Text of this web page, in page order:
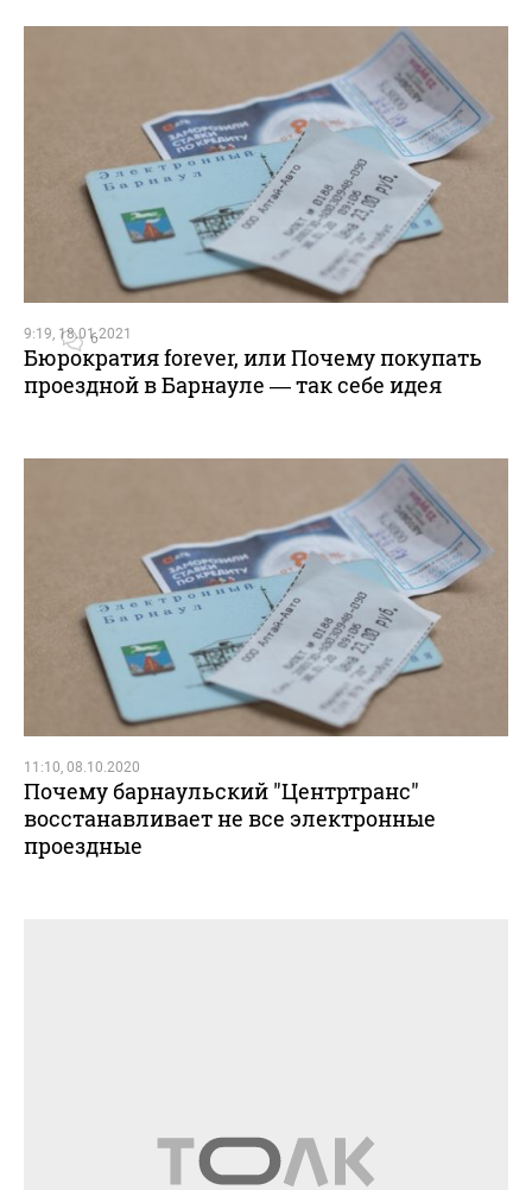
9:19, 18.01.2021
6
Бюрократия forever, или Почему покупать
проездной в Барнауле — так себе идея
11:10, 08.10.2020
Почему барнаульский "Центртранс"
восстанавливает не все электронные
проездные